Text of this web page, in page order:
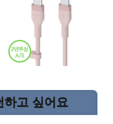
하고 싶어요